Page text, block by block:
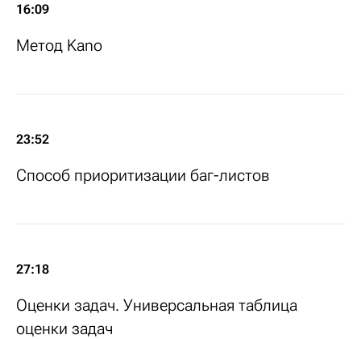
16:09
Метод Kano
23:52
Способ приоритизации баг-листов
27:18
Оценки задач. Универсальная таблица
оценки задач